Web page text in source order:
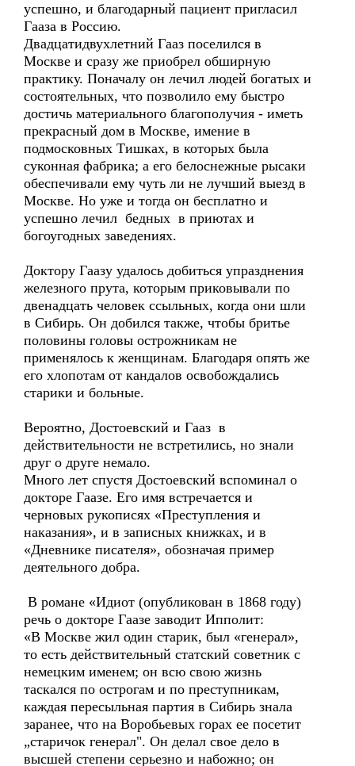
успешно, и благодарный пациент пригласил
Гааза в Россию.
Двадцатидвухлетний Гааз поселился в
Москве и сразу же приобрел обширную
практику. Поначалу он лечил людей богатых и
состоятельных, что позволило ему быстро
достичь материального благополучия - иметь
прекрасный дом в Москве, имение в
подмосковных Тишках, в которых была
суконная фабрика; а его белоснежные рысаки
обеспечивали ему чуть ли не лучший выезд в
Москве. Но уже и тогда он бесплатно и
успешно лечил бедных в приютах и
богоугодных заведениях.
Доктору Гаазу удалось добиться упразднения
железного прута, которым приковывали по
двенадцать человек ссыльных, когда они шли
в Сибирь. Он добился также, чтобы бритье
половины головы острожникам не
применялось к женщинам. Благодаря опять же
его хлопотам от кандалов освобождались
старики и больные.
Вероятно, Достоевский и Гааз в
действительности не встретились, но знали
друг о друге немало.
Много лет спустя Достоевский вспоминал о
докторе Гаазе. Его имя встречается и
черновых рукописях «Преступления и
наказания», и в записных книжках, и в
«Дневнике писателя», обозначая пример
деятельного добра.
В романе «Идиот (опубликован в 1868 году)
речь о докторе Гаазе заводит Ипполит:
«В Москве жил один старик, был «генерал»,
то есть действительный статский советник с
немецким именем; он всю свою жизнь
таскался по острогам и по преступникам,
каждая пересыльная партия в Сибирь знала
заранее, что на Воробьевых горах ее посетит
„старичок генерал". Он делал свое дело в
высшей степени серьезно и набожно; он